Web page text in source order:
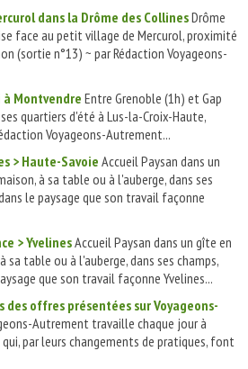
dans la Drôme des CollinesDrôme
face au petit village de Mercurol, proximité
(sortie n°13) ~ par Rédaction Voyageons-
Montvendre Entre Grenoble (1h) et Gap
quartiers d'été à Lus-la-Croix-Haute,
Voyageons-Autrement...
> Haute-Savoie Accueil Paysan dans un
à sa table ou à l'auberge, dans ses
le paysage que son travail façonne
> YvelinesAccueil Paysan dans un gîte en
sa table ou à l'auberge, dans ses champs,
que son travail façonne Yvelines...
offres présentées sur Voyageons-
Autrement travaille chaque jour à
par leurs changements de pratiques, font